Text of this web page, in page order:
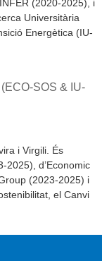
(2020-2025), i
Universitària
Energètica (IU-
SOS & IU-
i Virgili. És
2025), d’Economic
(2023-2025) i
el Canvi